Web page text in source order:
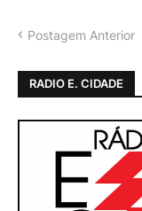
Postagem Anterior
RADIO E. CIDADE